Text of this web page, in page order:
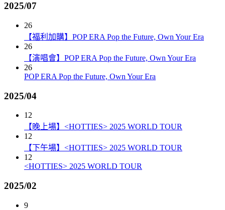
2025/07
26
【福利加購】POP ERA Pop the Future, Own Your Era
26
【演唱會】POP ERA Pop the Future, Own Your Era
26
POP ERA Pop the Future, Own Your Era
2025/04
12
【晚上場】<HOTTIES> 2025 WORLD TOUR
12
【下午場】<HOTTIES> 2025 WORLD TOUR
12
<HOTTIES> 2025 WORLD TOUR
2025/02
9